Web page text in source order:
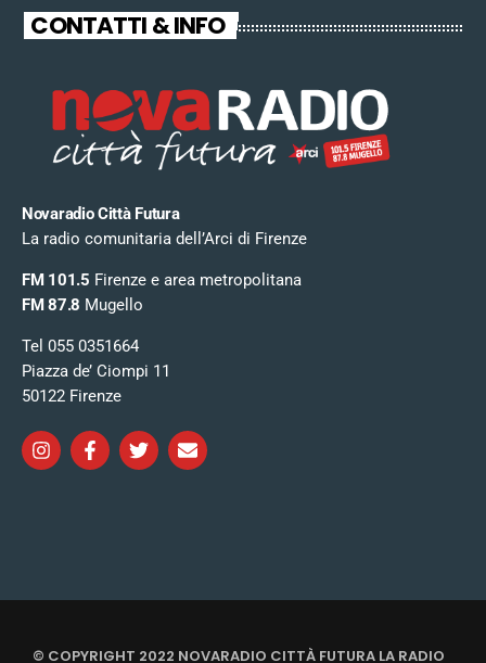
CONTATTI & INFO
Novaradio Città Futura
La radio comunitaria dell’Arci di Firenze
FM 101.5 Firenze e area metropolitana
FM 87.8 Mugello
Tel 055 0351664
Piazza de’ Ciompi 11
50122 Firenze
© COPYRIGHT 2022 NOVARADIO CITTÀ FUTURA LA RADIO